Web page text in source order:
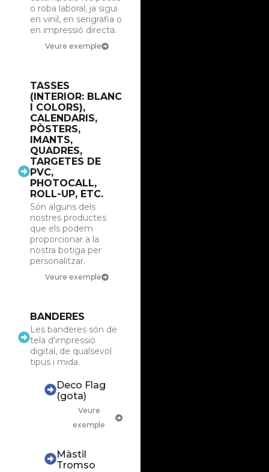
o roba laboral, ja sigui
en vinil, en serigrafia o
en impressió directa.
Veure exemple
TASSES
(INTERIOR: BLANC
I COLORS),
CALENDARIS,
PÒSTERS,
IMANTS,
QUADRES,
TARGETES DE
PVC,
PHOTOCALL,
ROLL-UP, ETC.
Són alguns dels
nostres productes
que els podem
proporcionar a la
nostra botiga per
personalitzar.
Veure exemple
BANDERES
Les banderes són de
tela d'impressió
digital, de qualsevol
tipus i mida.
Deco Flag
(gota)
Veure
exemple
Màstil
Tromso